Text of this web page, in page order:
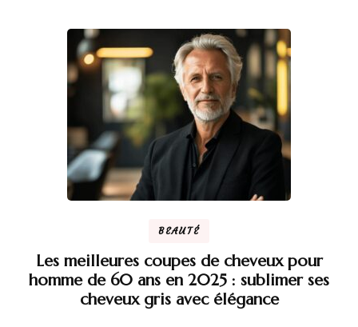
BEAUTÉ
Les meilleures coupes de cheveux pour
homme de 60 ans en 2025 : sublimer ses
cheveux gris avec élégance